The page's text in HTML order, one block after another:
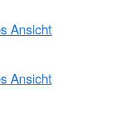
Ansicht
Ansicht